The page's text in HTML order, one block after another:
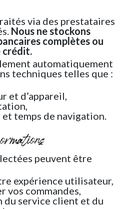
via des prestataires
Nous ne stockons
complètes ou
crédit.
automatiquement
techniques telles que :
et d’appareil,
et temps de navigation.
peuvent être
expérience utilisateur,
vos commandes,
du service client et du